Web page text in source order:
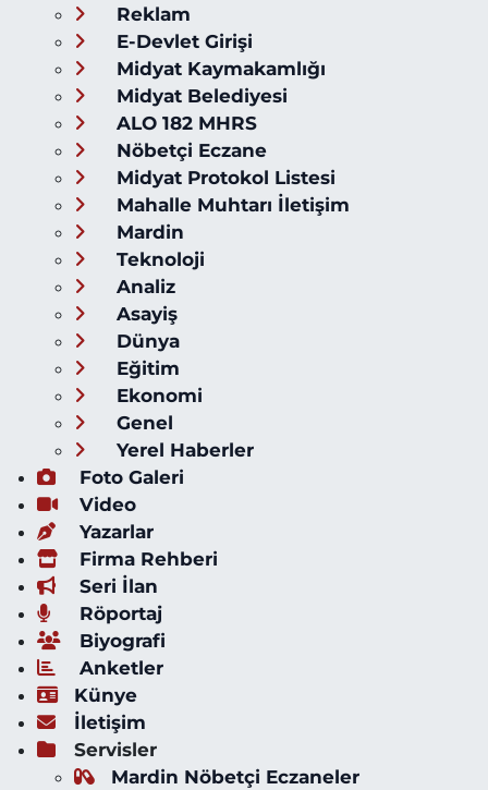
Reklam
E-Devlet Girişi
Midyat Kaymakamlığı
Midyat Belediyesi
ALO 182 MHRS
Nöbetçi Eczane
Midyat Protokol Listesi
Mahalle Muhtarı İletişim
Mardin
Teknoloji
Analiz
Asayiş
Dünya
Eğitim
Ekonomi
Genel
Yerel Haberler
Foto Galeri
Video
Yazarlar
Firma Rehberi
Seri İlan
Röportaj
Biyografi
Anketler
Künye
İletişim
Servisler
Mardin Nöbetçi Eczaneler